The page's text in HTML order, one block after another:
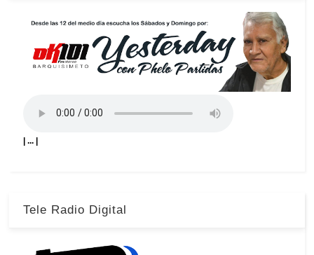
| ... |
Tele Radio Digital